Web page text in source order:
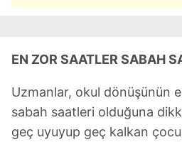
EN ZOR SAATLER SABAH
Uzmanlar, okul dönüşünün
sabah saatleri olduğuna
geç uyuyup geç kalkan